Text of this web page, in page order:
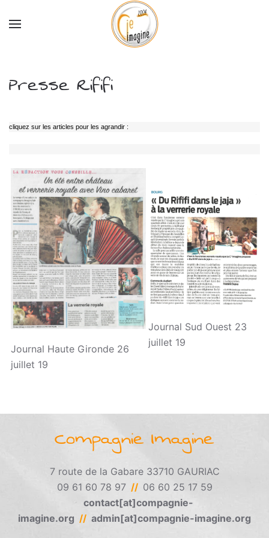
Accéder au contenu principal
Presse Rififi
cliquez sur les articles pour les agrandir :
Journal Haute Gironde 26
juillet 19
Journal Sud Ouest 23
juillet 19
Compagnie Imagine
7 route de la Gabare 33710 GAURIAC
09 61 60 78 97 // 06 60 25 17 59
contact[at]compagnie-
imagine.org // admin[at]compagnie-imagine.org